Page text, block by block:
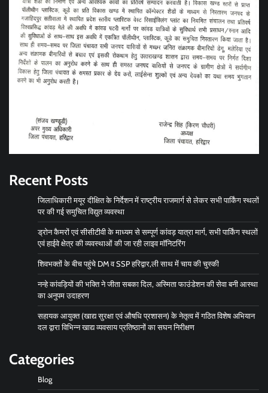
Recent Posts
जिलाधिकारी मयूर दीक्षित के निर्देशन में राष्ट्रीय राजमार्ग से लेकर सभी पार्किंग स्थलों
पर की गई समुचित विद्युत व्यवस्था
ड्रोन कैमरों एवं सीसीटीवी के माध्यम से सम्पूर्ण कांवड़ यात्रा मार्ग, सभी पार्किंग स्थलों
एवं हाईवे क्षेत्र की व्यवस्थाओं की जा रही लाइव मॉनिटरिंग
शिवभक्तों के बीच पहुंचे DM व SSP हरिद्वार,ली साथ में चाय की चुस्की
नन्हे कांवड़ियों की भक्ति ने जीता सबका दिल, अस्मिता फाउंडेशन की सेवा बनी आस्था
का अनुपम उदाहरण
सहायक आयुक्त (खाद्य सुरक्षा एवं औषधि प्रशासन) के नेतृत्व में गठित विशेष अभियान
दल द्वारा विभिन्न खाद्य व्यवसाय प्रतिष्ठानों का सघन निरीक्षण
Categories
Blog